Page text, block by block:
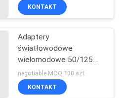
PLC
KONTAKT
Adaptery
światłowodowe
wielomodowe 50/125
Simplex FC męskie na
męskie SC
negotiable MOQ:100 szt
KONTAKT